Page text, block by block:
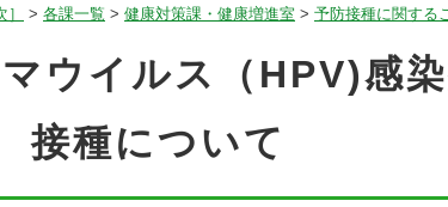
> 各課一覧 > 健康対策課・健康増進室 > 予防接種に関する
ウイルス（HPV)感
接種について